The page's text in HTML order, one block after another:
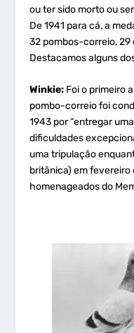
ou ter sido morto ou
De 1941 para cá, a
32 pombos-correio, 29
Destacamos alguns
Winkie: Foi o primeiro
pombo-correio foi
1943 por “entregar
dificuldades
uma tripulação
britânica) em fevereiro
homenageados do